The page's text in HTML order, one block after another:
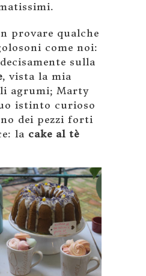
provare qualche
come noi:
sulla
, vista la mia
agrumi; Marty
istinto curioso
dei pezzi forti
la cake al tè